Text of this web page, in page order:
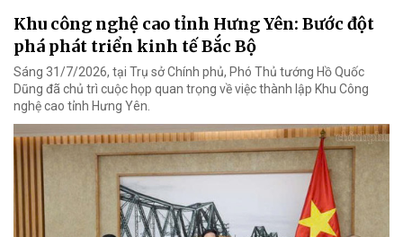
Khu công nghệ cao tỉnh Hưng Yên: Bước đột
phá phát triển kinh tế Bắc Bộ
Sáng 31/7/2026, tại Trụ sở Chính phủ, Phó Thủ tướng Hồ Quốc
Dũng đã chủ trì cuộc họp quan trọng về việc thành lập Khu Công
nghệ cao tỉnh Hưng Yên.